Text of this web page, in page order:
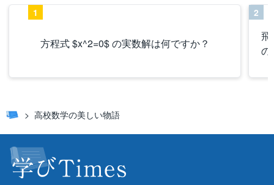
方程式 $x^2=0$ の実数解は何ですか？
1
飛
の
2
高校数学の美しい物語